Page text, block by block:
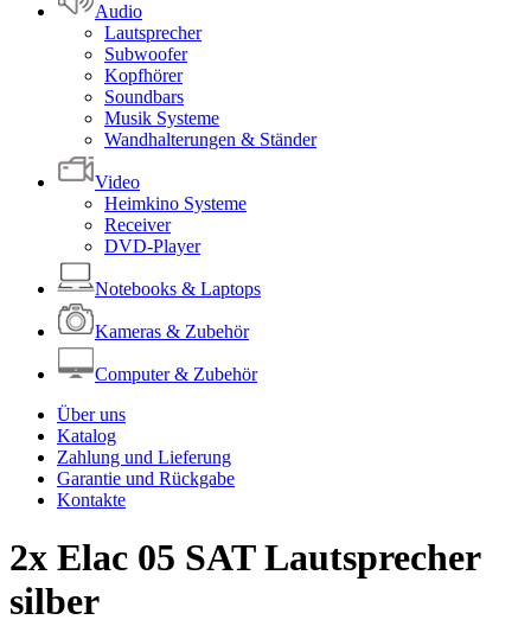
Audio
Lautsprecher
Subwoofer
Kopfhörer
Soundbars
Musik Systeme
Wandhalterungen & Ständer
Video
Heimkino Systeme
Receiver
DVD-Player
Notebooks & Laptops
Kameras & Zubehör
Computer & Zubehör
Über uns
Katalog
Zahlung und Lieferung
Garantie und Rückgabe
Kontakte
2x Elac 05 SAT Lautsprecher
silber